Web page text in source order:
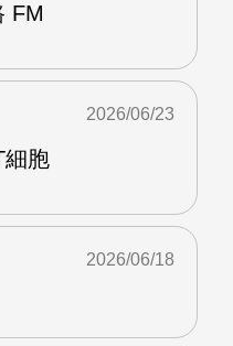
FM
細胞
2026/06/23
2026/06/18